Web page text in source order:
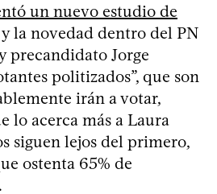
un nuevo estudio de
y la novedad dentro del PN
precandidato Jorge
politizados”, que son
irán a votar,
lo acerca más a Laura
siguen lejos del primero,
ostenta 65% de